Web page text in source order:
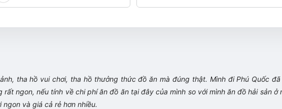
tha hồ vui chơi, tha hồ thưởng thức đồ ăn mà đúng thật. Mình đi Phú Quốc
ngon, nếu tính về chi phí ăn đồ ăn tại đây của mình so với mình ăn đồ hải sản ở
và giá cả rẻ hơn nhiều.